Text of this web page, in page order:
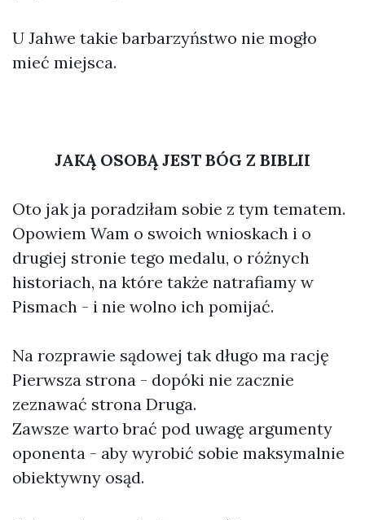
U Jahwe takie barbarzyństwo nie mogło
mieć miejsca.
JAKĄ OSOBĄ JEST BÓG Z BIBLII
Oto jak ja poradziłam sobie z tym tematem.
Opowiem Wam o swoich wnioskach i o
drugiej stronie tego medalu, o różnych
historiach, na które także natrafiamy w
Pismach - i nie wolno ich pomijać.
Na rozprawie sądowej tak długo ma rację
Pierwsza strona - dopóki nie zacznie
zeznawać strona Druga.
Zawsze warto brać pod uwagę argumenty
oponenta - aby wyrobić sobie maksymalnie
obiektywny osąd.